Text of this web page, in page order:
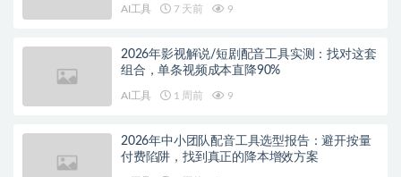
AI工具 7 天前 9
2026年影视解说/短剧配音工具实测：找对这套
组合，单条视频成本直降90%
AI工具 1 周前 9
2026年中小团队配音工具选型报告：避开按量
付费陷阱，找到真正的降本增效方案